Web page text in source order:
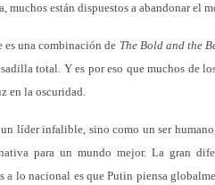
muchos están dispuestos a abandonar el
es una combinación de The Bold and the
total. Y es por eso que muchos de
en la oscuridad.
líder infalible, sino como un ser
para un mundo mejor. La gran
a lo nacional es que Putin piensa